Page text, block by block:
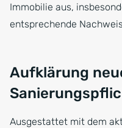
Immobilie aus,
entsprechende
Aufklärung
Ausgestattet mit dem